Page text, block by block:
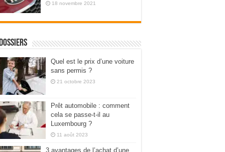
18 novembre 2021
Quel est le prix d’une voiture
sans permis ?
21 octobre 2023
Prêt automobile : comment
cela se passe-t-il au
Luxembourg ?
11 août 2023
3 avantages de l’achat d’une